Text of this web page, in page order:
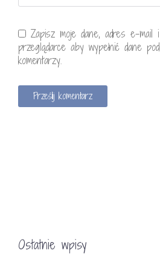
Agnieszka
Zapisz moje dane, adres e-
przeglądarce aby wypełnić dane
komentarzy.
Ostatnie wpisy